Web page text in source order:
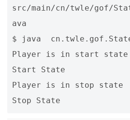
src/main/cn/twle/gof/
ava
$ java
Player is in start state
Start State
Player is in stop state